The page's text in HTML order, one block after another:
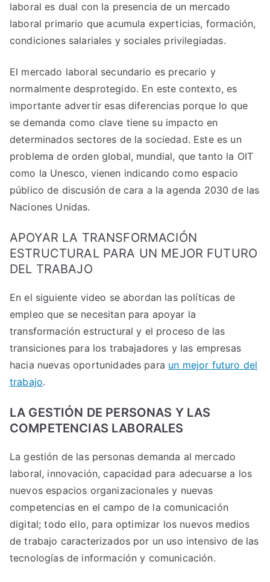
laboral es dual con la presencia de un mercado
laboral primario que acumula experticias, formación,
condiciones salariales y sociales privilegiadas.
El mercado laboral secundario es precario y
normalmente desprotegido. En este contexto, es
importante advertir esas diferencias porque lo que
se demanda como clave tiene su impacto en
determinados sectores de la sociedad. Este es un
problema de orden global, mundial, que tanto la OIT
como la Unesco, vienen indicando como espacio
público de discusión de cara a la agenda 2030 de las
Naciones Unidas.
APOYAR LA TRANSFORMACIÓN
ESTRUCTURAL PARA UN MEJOR FUTURO
DEL TRABAJO
En el siguiente video se abordan las políticas de
empleo que se necesitan para apoyar la
transformación estructural y el proceso de las
transiciones para los trabajadores y las empresas
hacia nuevas oportunidades para un mejor futuro del
trabajo.
LA GESTIÓN DE PERSONAS Y LAS
COMPETENCIAS LABORALES
La gestión de las personas demanda al mercado
laboral, innovación, capacidad para adecuarse a los
nuevos espacios organizacionales y nuevas
competencias en el campo de la comunicación
digital; todo ello, para optimizar los nuevos medios
de trabajo caracterizados por un uso intensivo de las
tecnologías de información y comunicación.